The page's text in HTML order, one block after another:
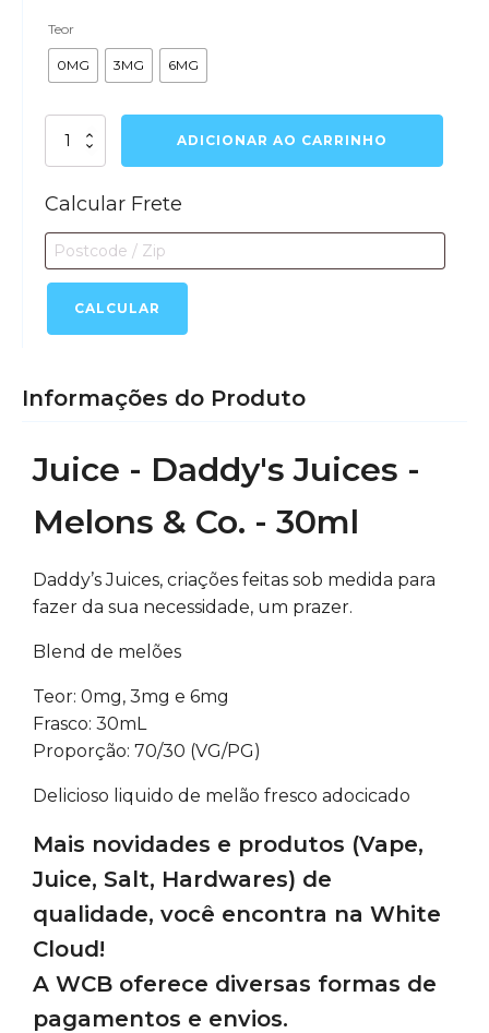
Teor
0MG 3MG 6MG
Juice
Juices
Melons
&amp
quantidade
ADICIONAR AO CARRINHO
Calcular Frete
CALCULAR
Informações do Produto
Juice - Daddy's Juices -
Melons & Co. - 30ml
Daddy’s Juices, criações feitas sob medida para
fazer da sua necessidade, um prazer.
Blend de melões
Teor: 0mg, 3mg e 6mg
Frasco: 30mL
Proporção: 70/30 (VG/PG)
Delicioso liquido de melão fresco adocicado
Mais novidades e produtos (Vape,
Juice, Salt, Hardwares) de
qualidade, você encontra na White
Cloud!
A WCB oferece diversas formas de
pagamentos e envios.